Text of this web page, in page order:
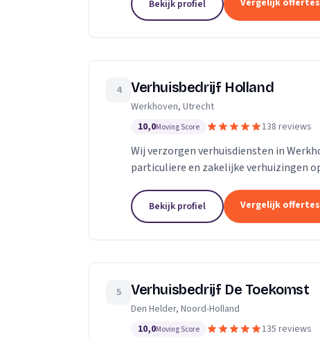
Bekijk profiel Vergelijk offertes
4 Verhuisbedrijf Holland
Werkhoven, Utrecht
10,0Moving Score 138 reviews
Wij verzorgen verhuisdiensten in
particuliere en zakelijke verhuizingen
Bekijk profiel Vergelijk offertes
5 Verhuisbedrijf De Toekomst
Den Helder, Noord-Holland
10,0Moving Score 135 reviews